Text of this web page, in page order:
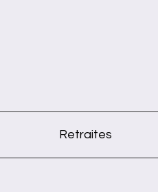
Retraites